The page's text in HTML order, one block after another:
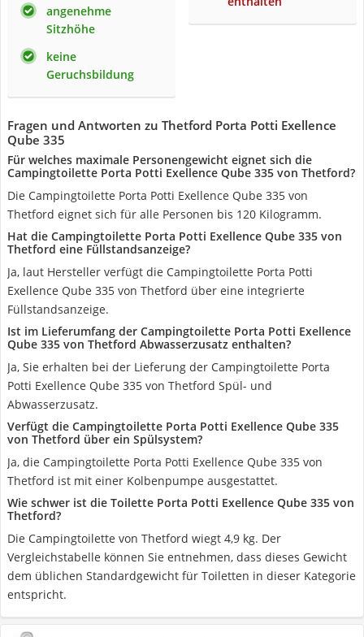
angenehme
Sitzhöhe
keine
Geruchsbildung
Fragen und Antworten zu Thetford Porta Potti Exellence
Qube 335
Für welches maximale Personengewicht eignet sich die
Campingtoilette Porta Potti Exellence Qube 335 von Thetford?
Die Campingtoilette Porta Potti Exellence Qube 335 von
Thetford eignet sich für alle Personen bis 120 Kilogramm.
Hat die Campingtoilette Porta Potti Exellence Qube 335 von
Thetford eine Füllstandsanzeige?
Ja, laut Hersteller verfügt die Campingtoilette Porta Potti
Exellence Qube 335 von Thetford über eine integrierte
Füllstandsanzeige.
Ist im Lieferumfang der Campingtoilette Porta Potti Exellence
Qube 335 von Thetford Abwasserzusatz enthalten?
Ja, Sie erhalten bei der Lieferung der Campingtoilette Porta
Potti Exellence Qube 335 von Thetford Spül- und
Abwasserzusatz.
Verfügt die Campingtoilette Porta Potti Exellence Qube 335
von Thetford über ein Spülsystem?
Ja, die Campingtoilette Porta Potti Exellence Qube 335 von
Thetford ist mit einer Kolbenpumpe ausgestattet.
Wie schwer ist die Toilette Porta Potti Exellence Qube 335 von
Thetford?
Die Campingtoilette von Thetford wiegt 4,9 kg. Der
Vergleichstabelle können Sie entnehmen, dass dieses Gewicht
dem üblichen Standardgewicht für Toiletten in dieser Kategorie
entspricht.